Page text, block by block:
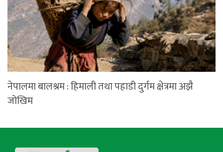
नेपालमा बालश्रम : हिमाली तथा पहाडी दुर्गम क्षेत्रमा अझै
जोखिम